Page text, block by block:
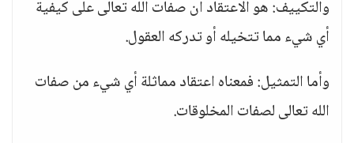
والتكييف: هو الاعتقاد أن صفات الله تعالى على كيفية
أي شيء مما تتخيله أو تدركه العقول.
وأما التمثيل: فمعناه اعتقاد مماثلة أي شيء من صفات
الله تعالى لصفات المخلوقات.